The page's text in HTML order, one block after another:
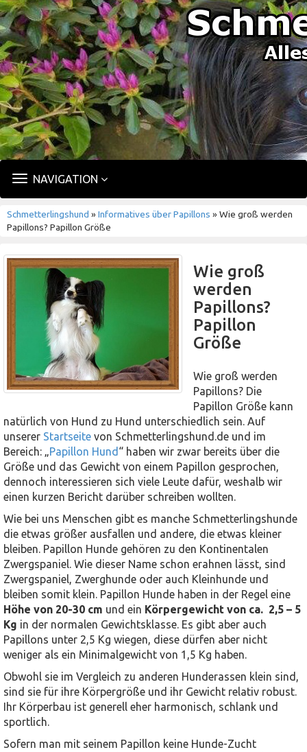
TOGGLE
NAVIGATION
Schmetterlingshund »Informatives über Papillons » Wie groß werden
Papillons? Papillon Größe
Wie groß
werden
Papillons?
Papillon
Größe
Wie groß werden
Papillons? Die
Papillon Größe kann
natürlich von Hund zu Hund unterschiedlich sein. Auf
unserer Startseite von Schmetterlingshund.de und im
Bereich: „Papillon Hund “ haben wir zwar bereits über die
Größe und das Gewicht von einem Papillon gesprochen,
dennoch interessieren sich viele Leute dafür, weshalb wir
einen kurzen Bericht darüber schreiben wollten.
Wie bei uns Menschen gibt es manche Schmetterlingshunde
die etwas größer ausfallen und andere, die etwas kleiner
bleiben. Papillon Hunde gehören zu den Kontinentalen
Zwergspaniel. Wie dieser Name schon erahnen lässt, sind
Zwergspaniel, Zwerghunde oder auch Kleinhunde und
bleiben somit klein. Papillon Hunde haben in der Regel eine
Höhe von 20-30 cm und ein Körpergewicht von ca. 2,5 – 5
Kg in der normalen Gewichtsklasse. Es gibt aber auch
Papillons unter 2,5 Kg wiegen, diese dürfen aber nicht
weniger als ein Minimalgewicht von 1,5 Kg haben.
Obwohl sie im Vergleich zu anderen Hunderassen klein sind,
sind sie für ihre Körpergröße und ihr Gewicht relativ robust.
Ihr Körperbau ist generell eher harmonisch, schlank und
sportlich.
Sofern man mit seinem Papillon keine Hunde-Zucht